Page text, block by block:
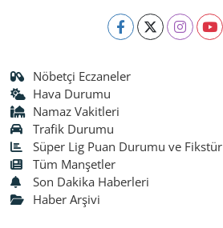
Nöbetçi Eczaneler
Hava Durumu
Namaz Vakitleri
Trafik Durumu
Süper Lig Puan Durumu ve Fikstür
Tüm Manşetler
Son Dakika Haberleri
Haber Arşivi